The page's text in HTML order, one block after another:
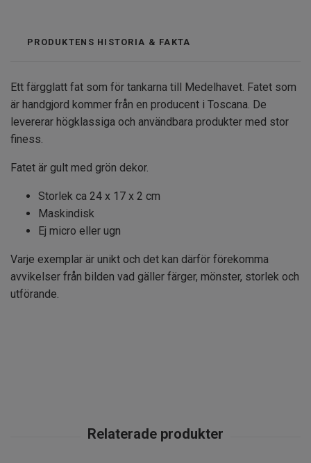
PRODUKTENS HISTORIA & FAKTA
Ett färgglatt fat som för tankarna till Medelhavet. Fatet som
är handgjord kommer från en producent i Toscana. De
levererar högklassiga och användbara produkter med stor
finess.
Fatet är gult med grön dekor.
Storlek ca 24 x 17 x 2 cm
Maskindisk
Ej micro eller ugn
Varje exemplar är unikt och det kan därför förekomma
avvikelser från bilden vad gäller färger, mönster, storlek och
utförande.